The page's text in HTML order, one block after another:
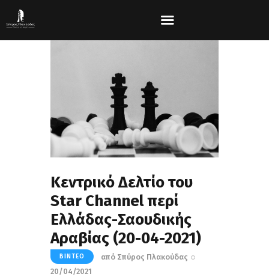
Κεντρικό Δελτίο του
Star Channel περί
Ελλάδας-Σαουδικής
Αραβίας (20-04-2021)
ΒΊΝΤΕΟ από Σπύρος Πλακούδας
20/04/2021